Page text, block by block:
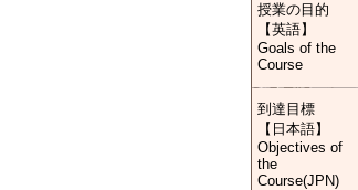
授業の目的
【英語】
Goals of the
Course
到達目標
【日本語】
Objectives of
the
Course(JPN)